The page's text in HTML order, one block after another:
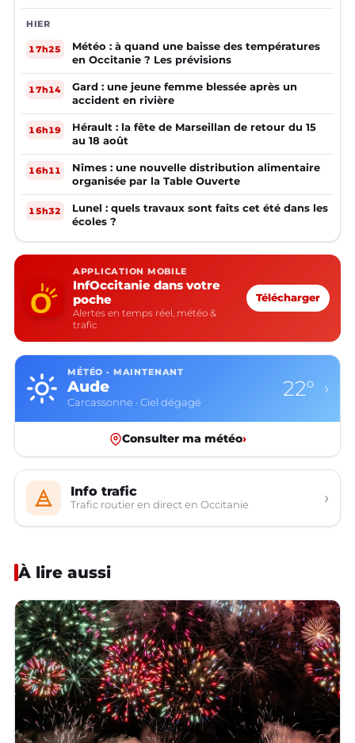
HIER
17h25
Météo : à quand une baisse des températures
en Occitanie ? Les prévisions
17h14
Gard : une jeune femme blessée après un
accident en rivière
16h19
Hérault : la fête de Marseillan de retour du 15
au 18 août
16h11
Nîmes : une nouvelle distribution alimentaire
organisée par la Table Ouverte
15h32
Lunel : quels travaux sont faits cet été dans les
écoles ?
APPLICATION MOBILE
InfOccitanie dans votre
poche
Alertes en temps réel, météo &
trafic
Télécharger
MÉTÉO · MAINTENANT
Aude
Carcassonne · Ciel dégagé
22° ›
Consulter ma météo›
Info trafic
Trafic routier en direct en Occitanie ›
À lire aussi